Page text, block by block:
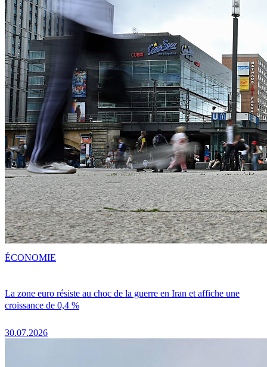
La zone euro résiste au choc de la guerre en Iran et affiche une
croissance de 0,4 %
30.07.2026
ÉCONOMIE